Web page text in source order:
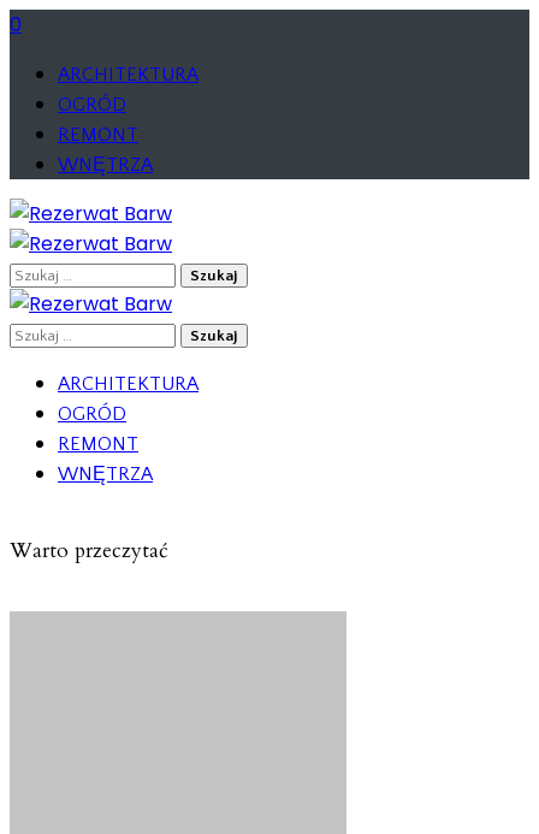
0
ARCHITEKTURA
OGRÓD
REMONT
WNĘTRZA
Szukaj:
Szukaj:
ARCHITEKTURA
OGRÓD
REMONT
WNĘTRZA
Warto przeczytać